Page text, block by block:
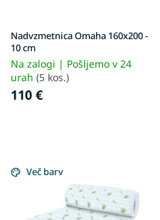
v
d
u
c
t
s
Nadvzmetnica Omaha 160x200 -
10 cm
Na zalogi | Pošljemo v 24
urah (5 kos.)
110 €
Več barv